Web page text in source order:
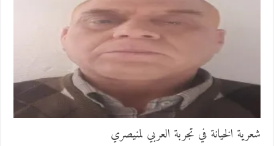
شعرية الخيانة في تجربة العربي لمنيصري